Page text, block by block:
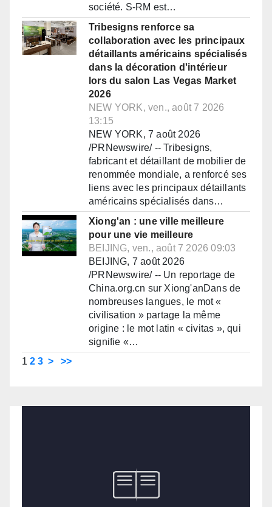
société. S-RM est…
Tribesigns renforce sa
collaboration avec les principaux
détaillants américains spécialisés
dans la décoration d'intérieur
lors du salon Las Vegas Market
2026
NEW YORK, ven., août 7 2026
13:15
NEW YORK, 7 août 2026
/PRNewswire/ -- Tribesigns,
fabricant et détaillant de mobilier de
renommée mondiale, a renforcé ses
liens avec les principaux détaillants
américains spécialisés dans…
Xiong'an : une ville meilleure
pour une vie meilleure
BEIJING, ven., août 7 2026 09:03
BEIJING, 7 août 2026
/PRNewswire/ -- Un reportage de
China.org.cn sur Xiong'anDans de
nombreuses langues, le mot «
civilisation » partage la même
origine : le mot latin « civitas », qui
signifie «…
1 2 3 > >>